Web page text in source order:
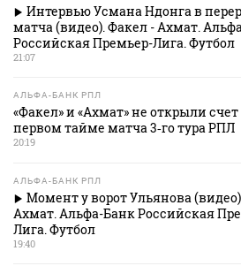
Интервью Усмана Ндонга в
матча (видео). Факел - Ахмат.
Российская Премьер-Лига. Футбол
21:07
АЛЬФА-БАНК РПЛ
«Факел» и «Ахмат» не открыли счет
первом тайме матча 3‑го тура РПЛ
20:19
АЛЬФА-БАНК РПЛ
Момент у ворот Ульянова
Ахмат. Альфа-Банк Российская
Лига. Футбол
19:40